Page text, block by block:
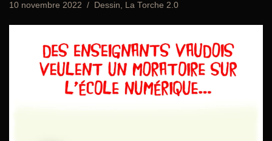
10 novembre 2022 Dessin, La Torche 2.0